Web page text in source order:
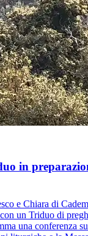
in
e Chiara di
un Triduo di
una conferenza